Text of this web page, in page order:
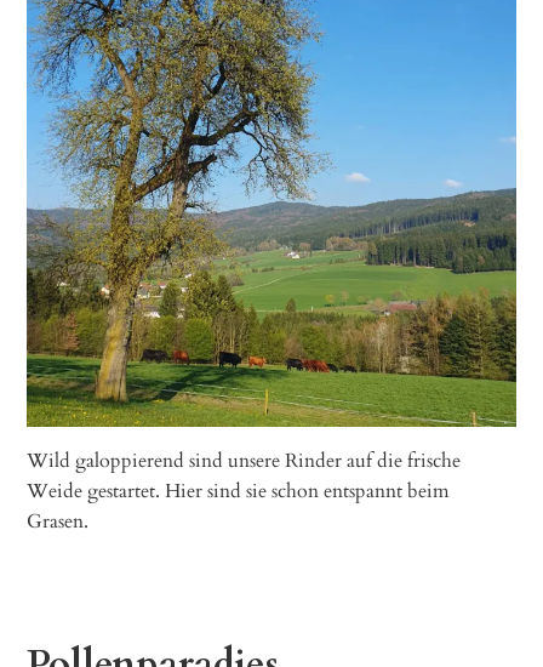
Wild galoppierend sind unsere Rinder auf die frische
Weide gestartet. Hier sind sie schon entspannt beim
Grasen.